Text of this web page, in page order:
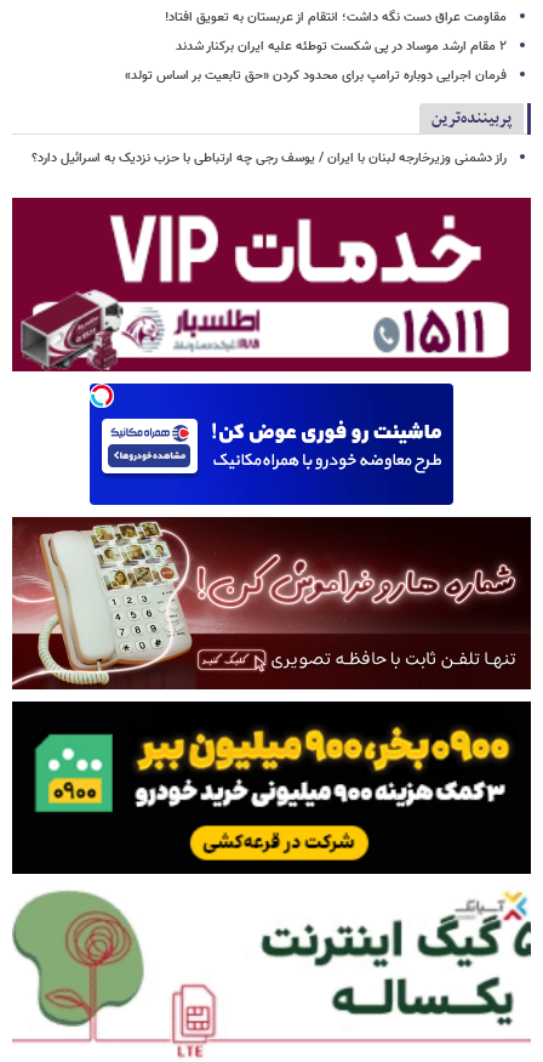
مقاومت عراق دست نگه داشت؛ انتقام از عربستان به تعویق افتاد!
۲ مقام‌ ارشد موساد در پی شکست توطئه علیه ایران برکنار شدند
فرمان اجرایی دوباره ترامپ برای محدود کردن «حق تابعیت بر اساس تولد»
پربیننده‌ترین
راز دشمنی وزیرخارجه لبنان با ایران / یوسف رجی چه ارتباطی با حزب نزدیک به اسرائیل دارد؟